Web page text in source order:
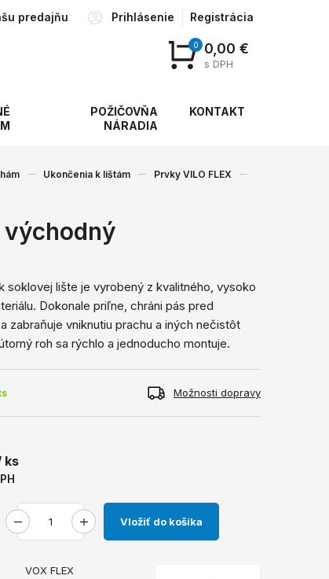
predajňu Prihlásenie Registrácia
0 0,00 €
s DPH
POŽIČOVŇA
NÁRADIA
KONTAKT
Ukončenia k lištám
Prvky VILO FLEX
východný
soklovej lište je vyrobený z kvalitného, ​​vysoko
Dokonale priľne, chráni pás pred
zabraňuje vniknutiu prachu a iných nečistôt
roh sa rýchlo a jednoducho montuje.
Možnosti dopravy
ks
Vložiť do košíka
VOX FLEX